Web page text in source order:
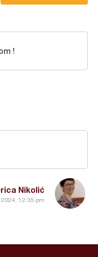
!
Nikolić
12:35 pm